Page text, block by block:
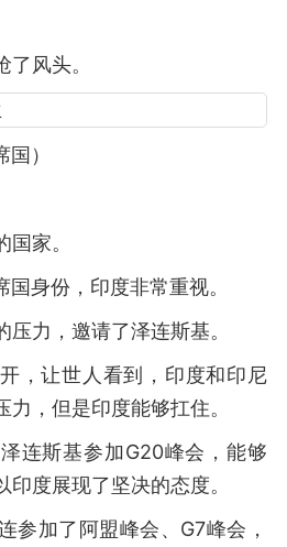
风头。
）
家。
身份，印度非常重视。
力，邀请了泽连斯基。
，让世人看到，印度和印尼
，但是印度能够扛住。
连斯基参加G20峰会，能够
度展现了坚决的态度。
参加了阿盟峰会、G7峰会，